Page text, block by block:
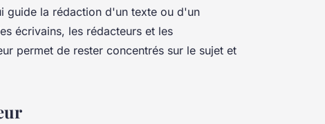
guide la rédaction d'un texte ou d'un
écrivains, les rédacteurs et les
permet de rester concentrés sur le sujet et